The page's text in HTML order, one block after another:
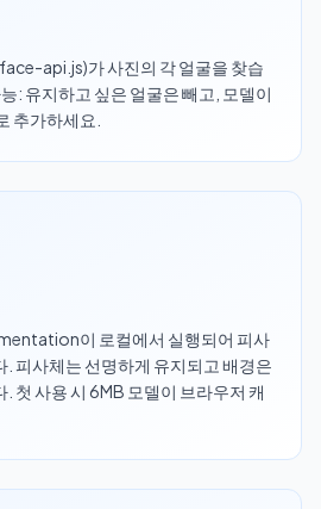
api.js)가 사진의 각 얼굴을 찾습
: 유지하고 싶은 얼굴은 빼고, 모델이
추가하세요.
이 로컬에서 실행되어 피사
. 피사체는 선명하게 유지되고 배경은
첫 사용 시 6MB 모델이 브라우저 캐